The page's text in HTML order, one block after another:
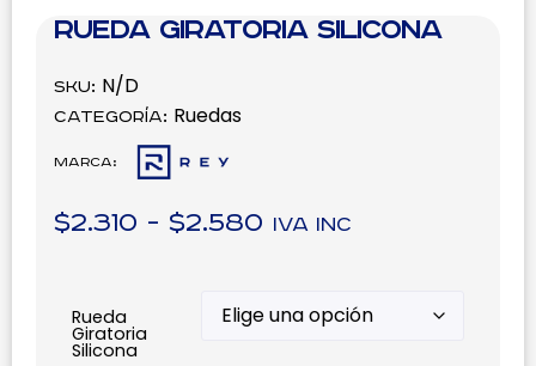
Rueda Giratoria Silicona
SKU: N/D
Categoría: Ruedas
Marca:
$2.310 - $2.580 IVA inc
Rueda
Giratoria
Silicona